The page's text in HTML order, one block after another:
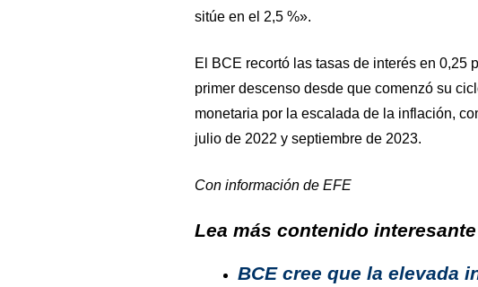
sitúe en el 2,5 %».
El BCE recortó las tasas de interés en 0,25
primer descenso desde que comenzó su
monetaria por la escalada de la inflación,
julio de 2022 y septiembre de 2023.
Con información de EFE
Lea más contenido
BCE cree que la elevada